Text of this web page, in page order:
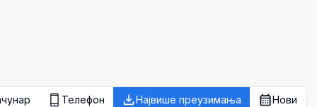
Телефон Највише преузимања Нови